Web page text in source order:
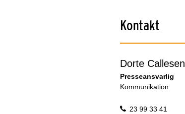
Kontakt
Dorte Callesen
Presseansvarlig
Kommunikation
23 99 33 41